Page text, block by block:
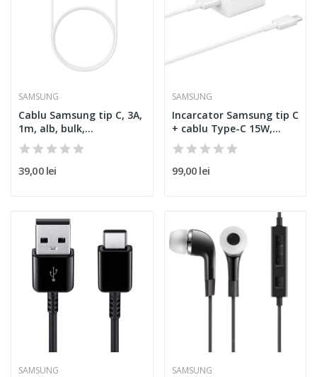
SAMSUNG
Cablu Samsung tip C, 3A,
1m, alb, bulk,...
39,00 lei
SAMSUNG
Incarcator Samsung tip C
+ cablu Type-C 15W,...
99,00 lei
SAMSUNG SAMSUNG